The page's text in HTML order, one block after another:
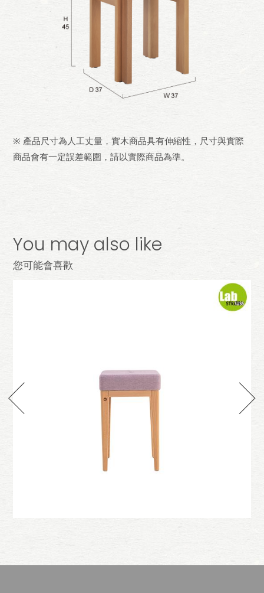
※ 產品尺寸為人工丈量，實木商品具有伸縮性，尺寸與實際
商品會有一定誤差範圍，請以實際商品為準。
You may also like
您可能會喜歡